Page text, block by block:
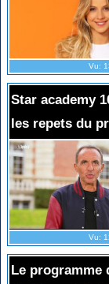
Vu:
Star academy
les repets du
Vu:
Le programme